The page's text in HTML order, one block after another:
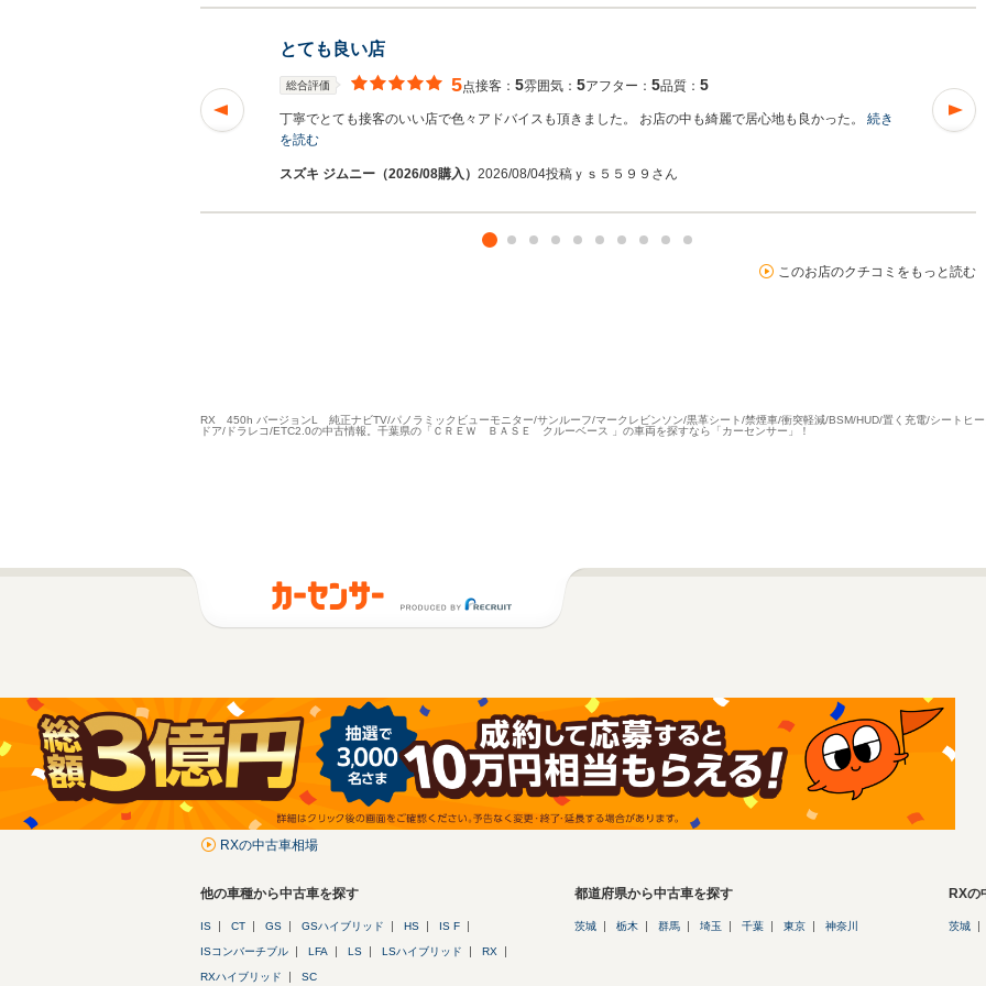
とても良い店
総合評価 5点接客： 5雰囲気： 5アフター： 5品質： 5
丁寧でとても接客のいい店で色々アドバイスも頂きました。 お店の中も綺麗で居心地も良かった。 続き
を読む
スズキ ジムニー（2026/08購入） 2026/08/04投稿 ｙｓ５５９９さん
このお店のクチコミをもっと読む
RX 450h バージョンL 純正ナビTV/パノラミックビューモニター/サンルーフ/マークレビンソン/黒革シート/禁煙車/衝突軽減/BSM/HUD/置く充電/シートヒ
ドア/ドラレコ/ETC2.0の中古情報。千葉県の「ＣＲＥＷ ＢＡＳＥ クルーベース 」の車両を探すなら「カーセンサー」！
RXの中古車相場
他の車種から中古車を探す
IS CT GS GSハイブリッド HS IS F
ISコンバーチブル LFA LS LSハイブリッド RX
RXハイブリッド SC
都道府県から中古車を探す
茨城 栃木 群馬 埼玉 千葉 東京 神奈川
RXの
茨城